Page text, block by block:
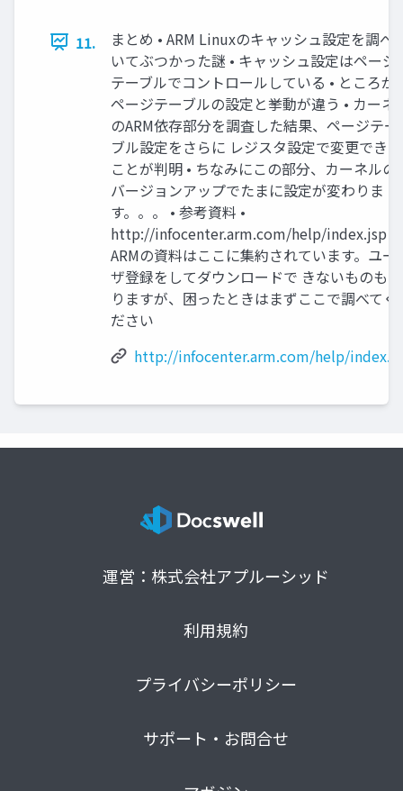
11.
まとめ • ARM Linuxのキャッシュ設定を調べ
いてぶつかった謎 • キャッシュ設定はページ
テーブルでコントロールしている • ところが
ページテーブルの設定と挙動が違う • カーネ
のARM依存部分を調査した結果、ページテー
ブル設定をさらに レジスタ設定で変更できる
ことが判明 • ちなみにこの部分、カーネルの
バージョンアップでたまに設定が変わりま
す。。。 • 参考資料 •
http://infocenter.arm.com/help/index.jsp •
ARMの資料はここに集約されています。ユー
ザ登録をしてダウンロードで きないものもあ
りますが、困ったときはまずここで調べてく
ださい
http://infocenter.arm.com/help/
運営：株式会社アプルーシッド
利用規約
プライバシーポリシー
サポート・お問合せ